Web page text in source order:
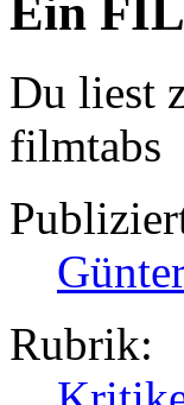
Ein
Du liest
filmtabs
Rubrik: